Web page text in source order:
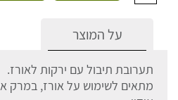
על המוצר
תערובת תיבול עם ירקות לאורז.
מתאים לשימוש על אורז, במרק